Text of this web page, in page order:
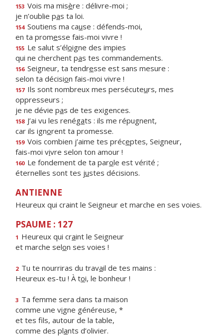
153 Vois ma misère : délivre-moi ;
je n’oublie pas ta loi.
154 Soutiens ma cause : défends-moi,
en ta promesse fais-moi vivre !
155 Le salut s’éloigne des impies
qui ne cherchent pas tes commandements.
156 Seigneur, ta tendresse est sans mesure :
selon ta décision fais-moi vivre !
157 Ils sont nombreux mes persécuteurs, mes
oppresseurs ;
je ne dévie pas de tes exigences.
158 J’ai vu les renégats : ils me répugnent,
car ils ignorent ta promesse.
159 Vois combien j’aime tes préceptes, Seigneur,
fais-moi vivre selon ton amour !
160 Le fondement de ta parole est vérité ;
éternelles sont tes justes décisions.
ANTIENNE
Heureux qui craint le Seigneur et marche en ses voies.
PSAUME : 127
1 Heureux qui craint le Seigneur
et marche selon ses voies !
2 Tu te nourriras du travail de tes mains :
Heureux es-tu ! À toi, le bonheur !
3 Ta femme sera dans ta maison
comme une vigne généreuse, *
et tes fils, autour de la table,
comme des plants d’olivier.